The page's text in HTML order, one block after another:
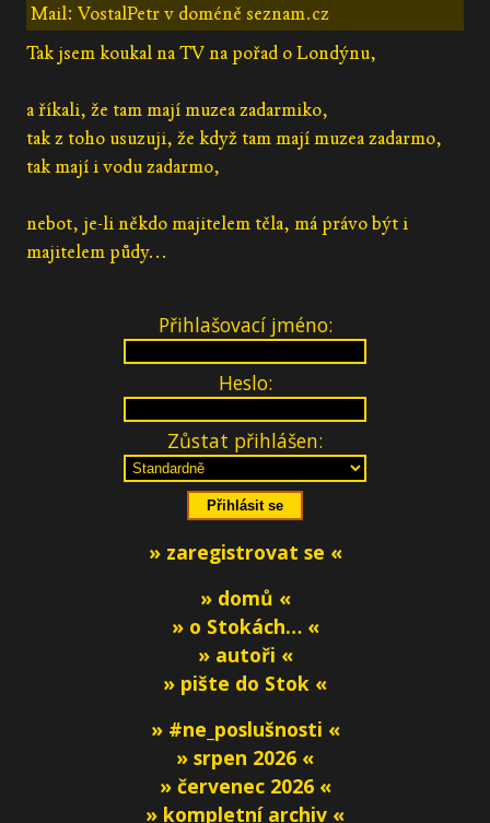
Mail: VostalPetr v doméně seznam.cz
Tak jsem koukal na TV na pořad o Londýnu,
a říkali, že tam mají muzea zadarmiko,
tak z toho usuzuji, že když tam mají muzea zadarmo,
tak mají i vodu zadarmo,
nebot, je-li někdo majitelem těla, má právo být i
majitelem půdy...
Přihlašovací jméno:
Heslo:
Zůstat přihlášen:
» zaregistrovat se «
» domů «
» o Stokách… «
» autoři «
» pište do Stok «
» #ne_poslušnosti «
» srpen 2026 «
» červenec 2026 «
» kompletní archiv «